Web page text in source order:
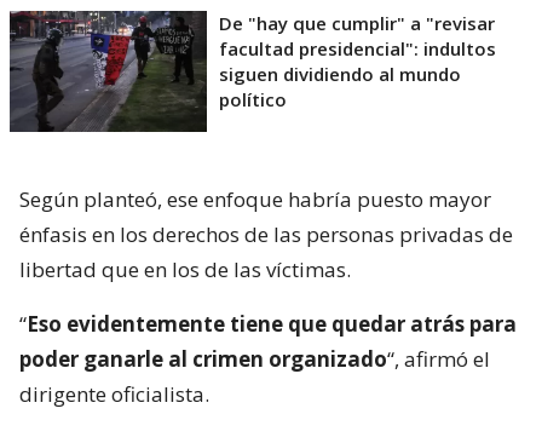
De "hay que cumplir" a "revisar
facultad presidencial": indultos
siguen dividiendo al mundo
político
Según planteó, ese enfoque habría puesto mayor
énfasis en los derechos de las personas privadas de
libertad que en los de las víctimas.
“Eso evidentemente tiene que quedar atrás para
poder ganarle al crimen organizado“, afirmó el
dirigente oficialista.